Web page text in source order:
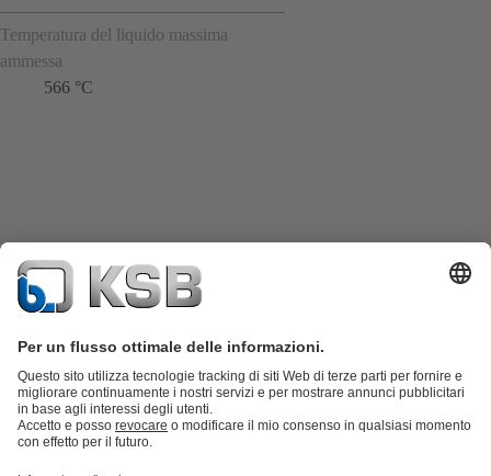
Temperatura del liquido massima
ammessa
566 °C